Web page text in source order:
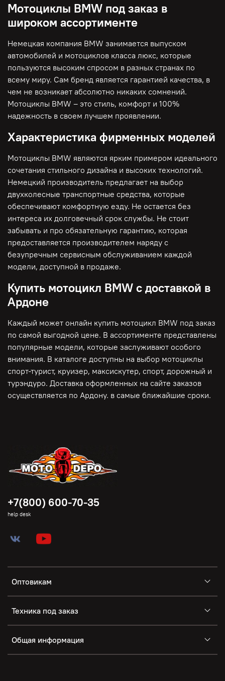
Мотоциклы BMW под заказ в
широком ассортименте
Немецкая компания BMW занимается выпуском
автомобилей и мотоциклов класса люкс, которые
пользуются высоким спросом в разных странах по
всему миру. Сам бренд является гарантией качества, в
чем не возникает абсолютно никаких сомнений.
Мотоциклы BMW – это стиль, комфорт и 100%
надежность в своем лучшем проявлении.
Характеристика фирменных моделей
Мотоциклы BMW являются ярким примером идеального
сочетания стильного дизайна и высоких технологий.
Немецкий производитель предлагает на выбор
двухколесные транспортные средства, которые
обеспечивают комфортную езду. Не остается без
интереса их долговечный срок службы. Не стоит
забывать и про обязательную гарантию, которая
предоставляется производителем наряду с
безупречным сервисным обслуживанием каждой
модели, доступной в продаже.
Купить мотоцикл BMW с доставкой в
Ардоне
Каждый может онлайн купить мотоцикл BMW под заказ
по самой выгодной цене. В ассортименте представлены
популярные модели, которые заслуживают особого
внимания. В каталоге доступны на выбор мотоциклы
спорт-турист, круизер, максискутер, спорт, дорожный и
турэндуро. Доставка оформленных на сайте заказов
осуществляется по Ардону. в самые ближайшие сроки.
Оптовикам
Техника под заказ
Общая информация
+7(800) 600-70-35
help desk